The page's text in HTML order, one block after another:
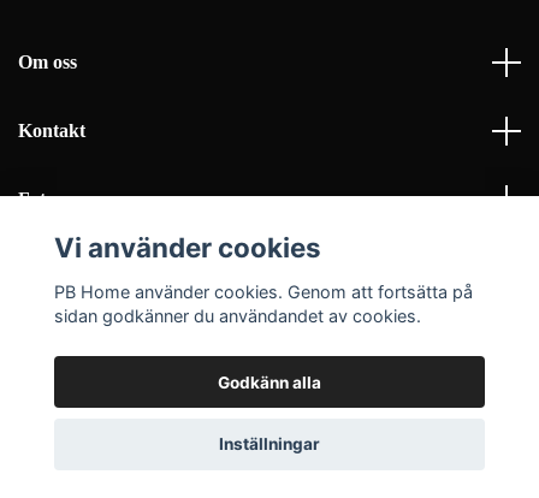
Om oss
Kontakt
Fotmeny
© 2026 PB Home Interior AB
Vi använder cookies
PB Home använder cookies. Genom att fortsätta på
sidan godkänner du användandet av cookies.
Godkänn alla
Inställningar